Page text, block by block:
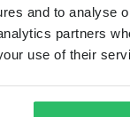
and to analyse
partners
use of their